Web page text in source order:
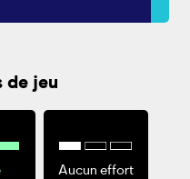
de jeu
Aucun effort